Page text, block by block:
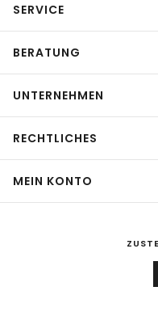
SERVICE
BERATUNG
UNTERNEHMEN
RECHTLICHES
MEIN KONTO